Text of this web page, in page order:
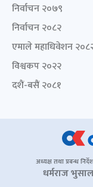
निर्वाचन २०७९
निर्वाचन २०८२
एमाले महाधिवेशन
विश्वकप २०२२
दशैं-बसैं २०८१
अध्यक्ष तथा प्रबन्ध
धर्मराज